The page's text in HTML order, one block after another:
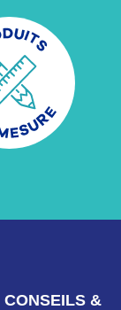
CONSEILS &